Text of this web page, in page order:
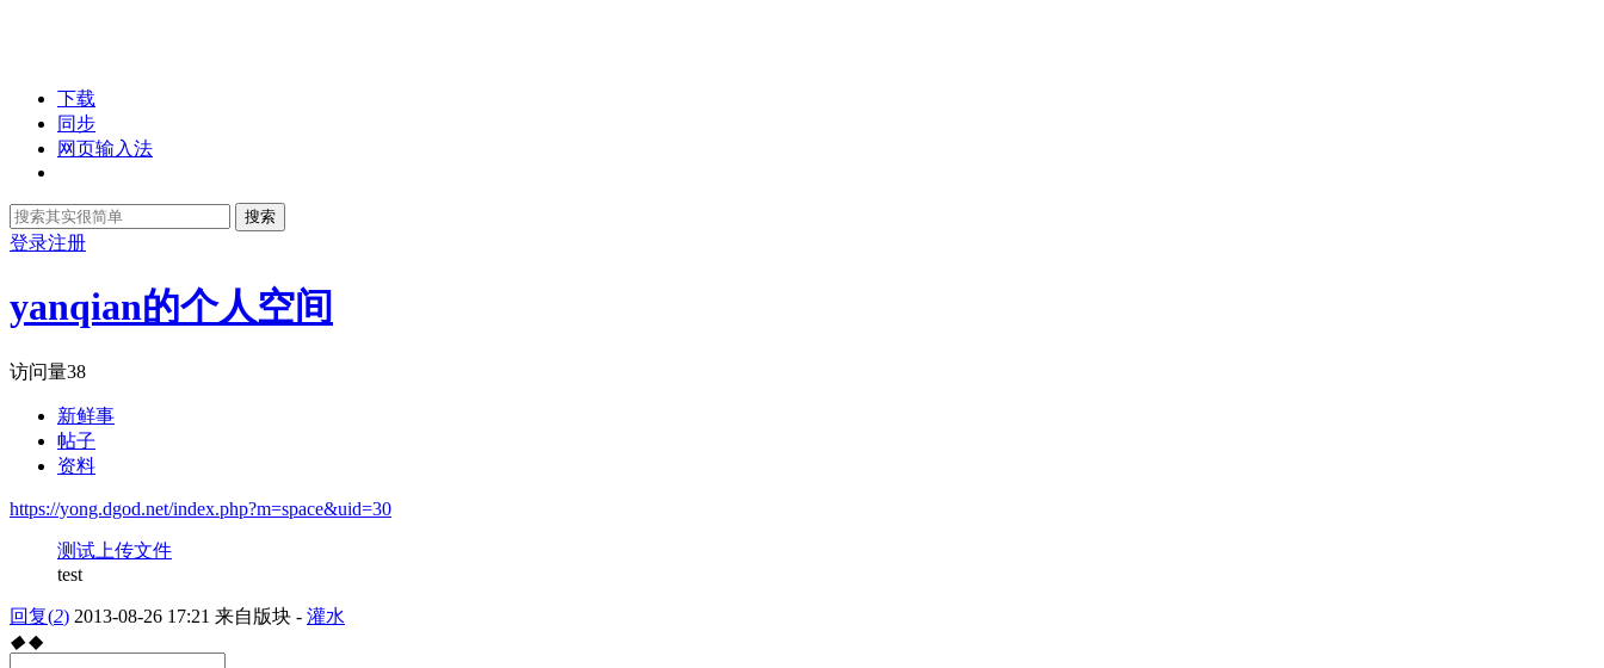
下载
同步
网页输入法
搜索
登录注册
yanqian的个人空间
访问量38
新鲜事
帖子
资料
https://yong.dgod.net/index.php?m=space&uid=30
测试上传文件
test
回复(2) 2013-08-26 17:21 来自版块 - 灌水
◆ ◆